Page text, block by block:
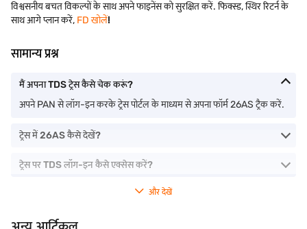
विश्वसनीय बचत विकल्पों के साथ अपने फाइनेंस को सुरक्षित करें. फिक्स्ड, स्थिर रिटर्न के
साथ आगे प्लान करें, FD खोलें!
सामान्य प्रश्न
मैं अपना TDS ट्रेस कैसे चेक करूं?
अपने PAN से लॉग-इन करके ट्रेस पोर्टल के माध्यम से अपना फॉर्म 26AS ट्रैक करें.
ट्रेस में 26AS कैसे देखें?
ट्रेस पर TDS लॉग-इन कैसे एक्सेस करें?
और देखें